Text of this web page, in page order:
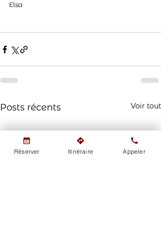
Elsa
Posts récents Voir tout
Réserver Itinéraire Appeler